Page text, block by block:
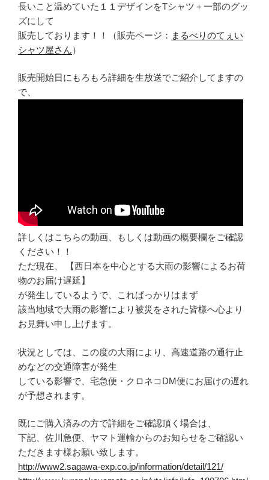
長いこと温めていた１１デザインをTシャツ＋一部のグッ
ズにして
販売しております！！（販売ページ： まるべりのてぇい
シャツ屋さん）
販売開始日にもろもろ詳細を生放送でご紹介してますの
で、
詳しくはこちらの動画、もしくは動画の概要欄をご確認
ください！！
ただ現在、 【西日本を中心とする大雨の影響によるお荷
物のお届け遅延】
が発生しているようで、こればっかりはまず
該当地域で大雨の影響により被災をされた皆様へ心より
お見舞い申し上げます。
状況としては、この度の大雨により、高速道路の通行止
めなどの交通障害が発生
している影響で、宅急便・クロネコDM便にお届けの遅れ
が予想されます。
既にご購入済みの方で詳細をご確認頂く場合は、
下記、佐川急便、ヤマト運輸からのお知らせをご確認い
ただきます様お願い致します。
http://www2.sagawa-exp.co.jp/information/detail/121/